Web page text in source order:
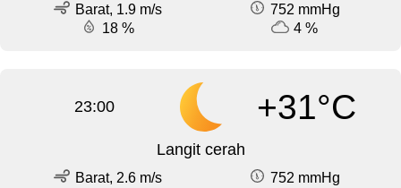
Barat, 1.9 m/s
752 mmHg
18 %
4 %
23:00 +31°C
Langit cerah
Barat, 2.6 m/s
752 mmHg